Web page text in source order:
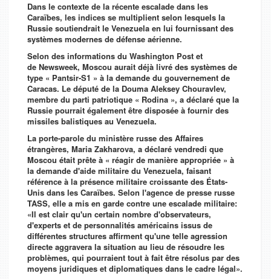
Dans le contexte de la récente escalade dans les
Caraïbes, les indices se multiplient selon lesquels la
Russie soutiendrait le Venezuela en lui fournissant des
systèmes modernes de défense aérienne.
Selon des informations du Washington Post et
de Newsweek, Moscou aurait déjà livré des systèmes de
type « Pantsir-S1 » à la demande du gouvernement de
Caracas. Le député de la Douma Aleksey Chouravlev,
membre du parti patriotique « Rodina », a déclaré que la
Russie pourrait également être disposée à fournir des
missiles balistiques au Venezuela.
La porte-parole du ministère russe des Affaires
étrangères, Maria Zakharova, a déclaré vendredi que
Moscou était prête à « réagir de manière appropriée » à
la demande d'aide militaire du Venezuela, faisant
référence à la présence militaire croissante des États-
Unis dans les Caraïbes. Selon l'agence de presse russe
TASS, elle a mis en garde contre une escalade militaire:
«Il est clair qu'un certain nombre d'observateurs,
d'experts et de personnalités américains issus de
différentes structures affirment qu'une telle agression
directe aggravera la situation au lieu de résoudre les
problèmes, qui pourraient tout à fait être résolus par des
moyens juridiques et diplomatiques dans le cadre légal».